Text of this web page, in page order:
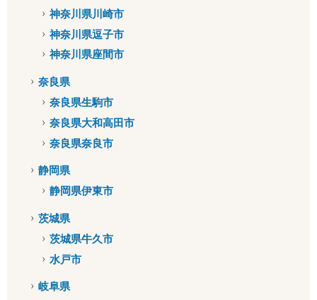
神奈川県川崎市
神奈川県逗子市
神奈川県座間市
奈良県
奈良県生駒市
奈良県大和高田市
奈良県奈良市
静岡県
静岡県伊東市
茨城県
茨城県牛久市
水戸市
岐阜県